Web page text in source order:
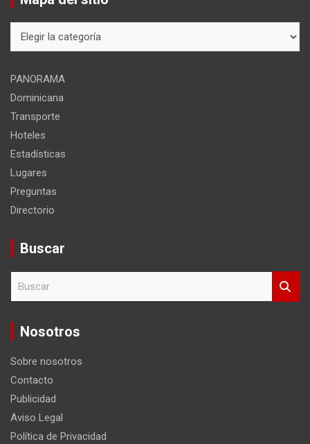
del
PANORAMA
Dominicana
Transporte
Hoteles
Estadísticas
Lugares
Preguntas
Directorio
Buscar
c
Nosotros
Sobre nosotros
Contacto
Publicidad
Aviso Legal
Política de Privacidad